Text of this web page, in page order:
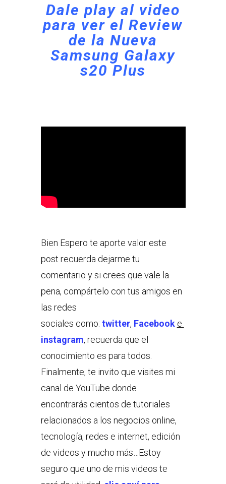
Dale play al video
para ver el Review
de la Nueva
Samsung Galaxy
s20 Plus
Bien Espero te aporte valor este
post recuerda dejarme tu
comentario y si crees que vale la
pena, compártelo con tus amigos en
las redes
sociales como: twitter, Facebook e
instagram, recuerda que el
conocimiento es para todos.
Finalmente, te invito que visites mi
canal de YouTube donde
encontrarás cientos de tutoriales
relacionados a los negocios online,
tecnología, redes e internet, edición
de videos y mucho más…Estoy
seguro que uno de mis videos te